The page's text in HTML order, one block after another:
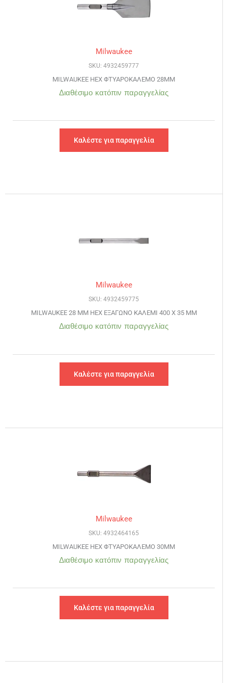
Milwaukee
SKU: 4932459777
MILWAUKEE HEX ΦΤΥΑΡΟΚΑΛΕΜΟ 28MM
Διαθέσιμο κατόπιν παραγγελίας
Καλέστε για παραγγελία
Milwaukee
SKU: 4932459775
MILWAUKEE 28 MM HEX ΕΞΑΓΩΝΟ ΚΑΛΕΜΙ 400 Χ 35 MM
Διαθέσιμο κατόπιν παραγγελίας
Καλέστε για παραγγελία
Milwaukee
SKU: 4932464165
MILWAUKEE HEX ΦΤΥΑΡΟΚΑΛΕΜΟ 30MM
Διαθέσιμο κατόπιν παραγγελίας
Καλέστε για παραγγελία